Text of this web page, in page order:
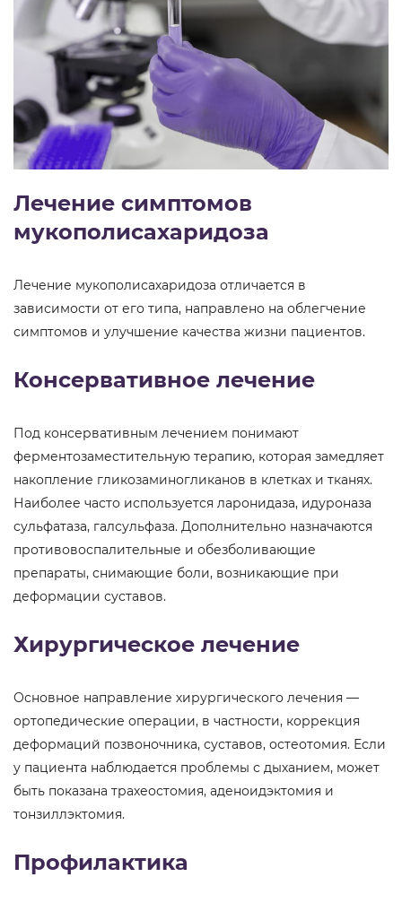
Лечение симптомов
мукополисахаридоза
Лечение мукополисахаридоза отличается в
зависимости от его типа, направлено на облегчение
симптомов и улучшение качества жизни пациентов.
Консервативное лечение
Под консервативным лечением понимают
ферментозаместительную терапию, которая замедляет
накопление гликозаминогликанов в клетках и тканях.
Наиболее часто используется ларонидаза, идуроназа
сульфатаза, галсульфаза. Дополнительно назначаются
противовоспалительные и обезболивающие
препараты, снимающие боли, возникающие при
деформации суставов.
Хирургическое лечение
Основное направление хирургического лечения —
ортопедические операции, в частности, коррекция
деформаций позвоночника, суставов, остеотомия. Если
у пациента наблюдается проблемы с дыханием, может
быть показана трахеостомия, аденоидэктомия и
тонзиллэктомия.
Профилактика